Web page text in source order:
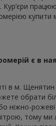
купити
є в
в м. Щенятин
обрати
ніжно-
тому ми